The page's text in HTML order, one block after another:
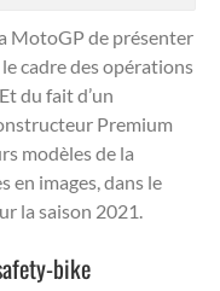
MotoGP de présenter
cadre des opérations
Et du fait d’un
Premium
modèles de la
en images, dans le
la saison 2021.
bike